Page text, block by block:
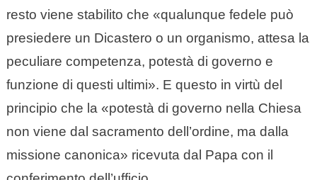
resto viene stabilito che «qualunque fedele può
presiedere un Dicastero o un organismo, attesa la
peculiare competenza, potestà di governo e
funzione di questi ultimi». E questo in virtù del
principio che la «potestà di governo nella Chiesa
non viene dal sacramento dell’ordine, ma dalla
missione canonica» ricevuta dal Papa con il